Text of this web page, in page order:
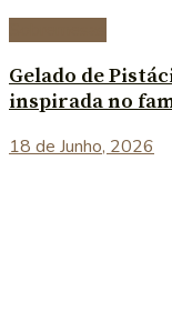
Gelado de
inspirada no
18 de Junho, 2026